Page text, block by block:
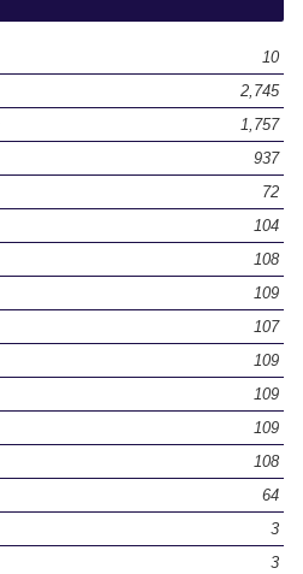
10
2,745
1,757
937
72
104
108
109
107
109
109
109
108
64
3
3